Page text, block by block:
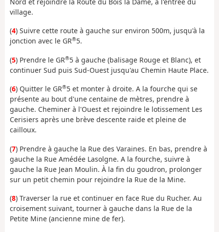
village.
(4) Suivre cette route à gauche sur environ 500m, jusqu'à la
jonction avec le GR®5.
(5) Prendre le GR®5 à gauche (balisage Rouge et Blanc), et
continuer Sud puis Sud-Ouest jusqu'au Chemin Haute Place.
(6) Quitter le GR®5 et monter à droite. A la fourche qui se
présente au bout d'une centaine de mètres, prendre à
gauche. Cheminer à l'Ouest et rejoindre le lotissement Les
Cerisiers après une brève descente raide et pleine de
cailloux.
(7) Prendre à gauche la Rue des Varaines. En bas, prendre à
gauche la Rue Amédée Lasolgne. A la fourche, suivre à
gauche la Rue Jean Moulin. À la fin du goudron, prolonger
sur un petit chemin pour rejoindre la Rue de la Mine.
(8) Traverser la rue et continuer en face Rue du Rucher. Au
croisement suivant, tourner à gauche dans la Rue de la
Petite Mine (ancienne mine de fer).